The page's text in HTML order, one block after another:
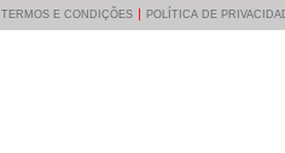
TERMOS E CONDIÇÕES POLÍTICA DE